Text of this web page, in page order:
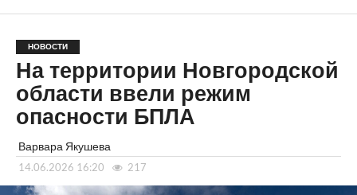
НОВОСТИ
На территории Новгородской
области ввели режим
опасности БПЛА
Варвара Якушева
14.06.2026 16:20 217